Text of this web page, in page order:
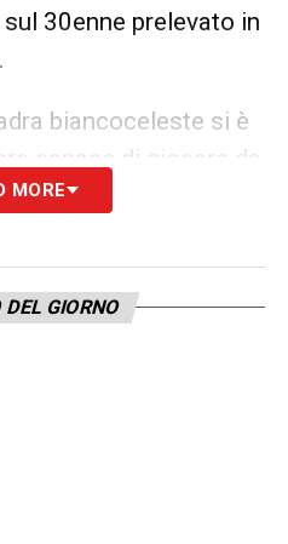
30enne prelevato in
biancoceleste si è
capace di giocare da
asinistra
a Romagnoli. A fine
bonus inclusi.
MORE
DEL GIORNO